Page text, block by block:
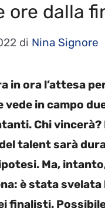
ore dalla
di Nina Signore
in ora l’attesa
vede in campo
Chi vincerà?
talent sarà
Ma,
è stata svelata
finalisti.